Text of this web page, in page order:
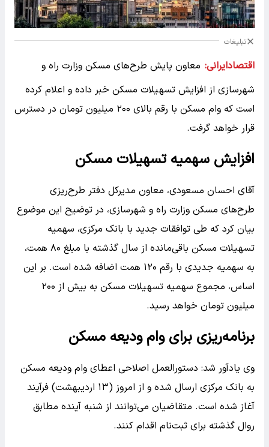
تبلیغات
اقتصادایرانی: معاون پایش طرح‌های مسکن وزارت راه و
شهرسازی از افزایش تسهیلات مسکن خبر داده و اعلام کرده
است که وام مسکن با رقم بالای ۲۰۰ میلیون تومان در دسترس
قرار خواهد گرفت.
افزایش سهمیه تسهیلات مسکن
آقای احسان مسعودی، معاون مدیرکل دفتر طرح‌ریزی
طرح‌های مسکن وزارت راه و شهرسازی، در توضیح این موضوع
بیان کرد که طی توافقات جدید با بانک مرکزی، سهمیه
تسهیلات مسکن باقی‌مانده از سال گذشته با مبلغ ۸۰ همت،
به سهمیه جدیدی با رقم ۱۲۰ همت اضافه شده است. بر این
اساس، مجموع سهمیه تسهیلات مسکن به بیش از ۲۰۰
میلیون تومان خواهد رسید.
برنامه‌ریزی برای وام ودیعه مسکن
وی یادآور شد: دستورالعمل اصلاحی اعطای وام ودیعه مسکن
به بانک مرکزی ارسال شده و از امروز (۱۳ اردیبهشت) فرآیند
آغاز شده است. متقاضیان می‌توانند از شنبه آینده مطابق
روال گذشته برای ثبت‌نام اقدام کنند.